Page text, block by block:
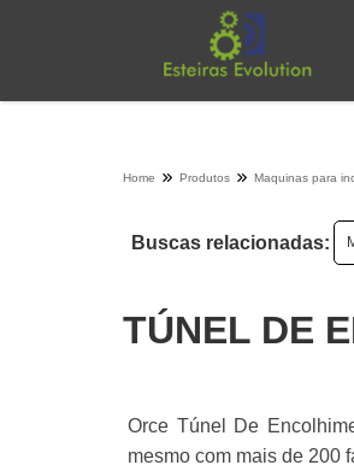
Home Produtos Maquinas para
Buscas relacionadas:
TÚNEL DE
Orce Túnel De
mesmo com mais de 200